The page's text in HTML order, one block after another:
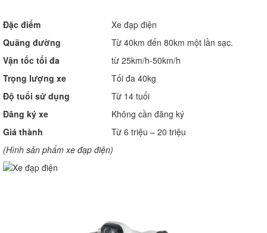
Đặc điểm
Xe đạp điện
Quãng đường
Từ 40km đến 80km một lần sạc.
Vận tốc tối đa
từ 25km/h-50km/h
Trọng lượng xe
Tối đa 40kg
Độ tuổi sử dụng
Từ 14 tuổi
Đăng ký xe
Không cần đăng ký
Giá thành
Từ 6 triệu – 20 triệu
(Hình sản phẩm xe đạp điện)